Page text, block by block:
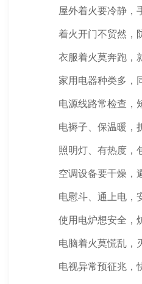
屋外着火要冷静，
着火开门不贸然，
衣服着火莫奔跑，
家用电器种类多，
电源线路常检查，
电褥子、保温暖，
照明灯、有热度，
空调设备要干燥，
电慰斗、通上电，
使用电炉想安全，
电脑着火莫慌乱，
电视异常预征兆，